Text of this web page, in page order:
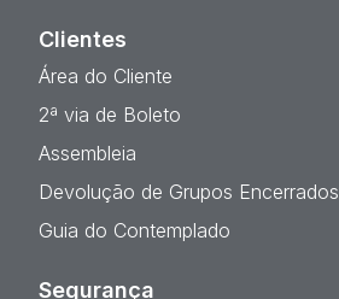
Clientes
Área do Cliente
2ª via de Boleto
Assembleia
Devolução de Grupos Encerrados
Guia do Contemplado
Segurança